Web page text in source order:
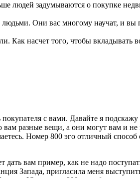
людей задумываются о покупке
Они вас многому научат, и вы
Как насчет того, чтобы вкладывать
с вами. Давайте я
разные вещи, а они могут вам и
Номер 800 эго отличный
вам пример, как не надо
Запада, пригласила меня